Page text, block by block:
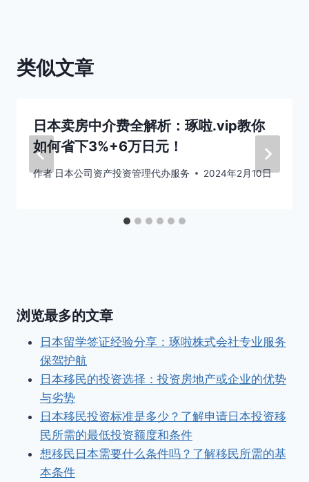
类似文章
日本卖房中介费全解析：琢啦.vip教你
如何省下3%+6万日元！
作者 日本公司资产投资管理代办服务 2024年2月10日
浏览最多的文章
日本留学签证经验分享：琢啦株式会社专业服务
保驾护航
日本移民的投资选择：投资房地产或企业的优势
与劣势
日本移民投资标准是多少？了解申请日本投资移
民所需的最低投资额度和条件
想移民日本需要什么条件吗？了解移民所需的基
本条件